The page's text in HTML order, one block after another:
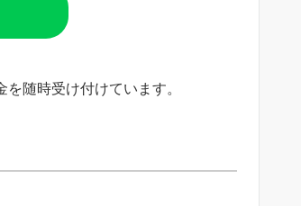
随時受け付けています。